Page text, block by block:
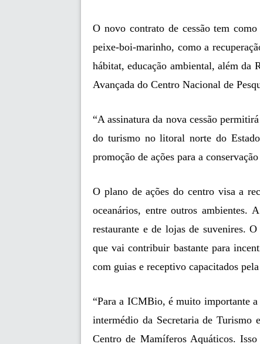
O novo contrato de cessão tem
peixe-boi-marinho, como a
hábitat, educação ambiental, além da
Avançada do Centro Nacional de
“A assinatura da nova cessão
do turismo no litoral norte do
promoção de ações para a
O plano de ações do centro visa a
oceanários, entre outros ambientes.
restaurante e de lojas de suvenires.
que vai contribuir bastante para
com guias e receptivo capacitados
“Para a ICMBio, é muito importante
intermédio da Secretaria de Turismo
Centro de Mamíferos Aquáticos.